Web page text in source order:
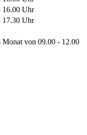
16.00 Uhr
17.30 Uhr
Monat von 09.00 - 12.00